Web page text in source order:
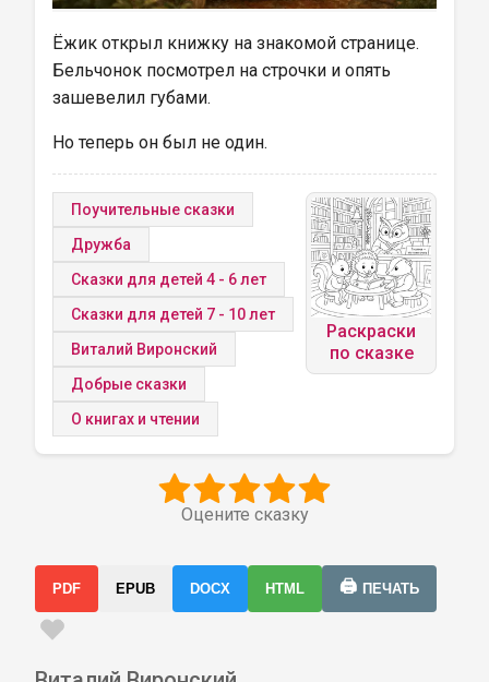
Ёжик открыл книжку на знакомой странице.
Бельчонок посмотрел на строчки и опять
зашевелил губами.
Но теперь он был не один.
Поучительные сказки
Дружба
Сказки для детей 4 - 6 лет
Сказки для детей 7 - 10 лет
Виталий Виронский
Добрые сказки
О книгах и чтении
Раскраски
по сказке
Оцените сказку
PDF EPUB DOCX HTML 🖨️ ПЕЧАТЬ